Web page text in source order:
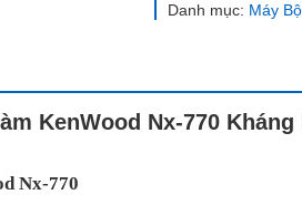
Danh mục: Máy
KenWood Nx-770
Nx-770